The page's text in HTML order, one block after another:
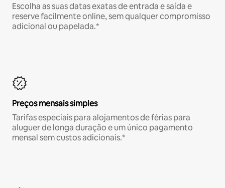
Escolha as suas datas exatas de entrada e saída e
reserve facilmente online, sem qualquer compromisso
adicional ou papelada.*
Preços mensais simples
Tarifas especiais para alojamentos de férias para
aluguer de longa duração e um único pagamento
mensal sem custos adicionais.*